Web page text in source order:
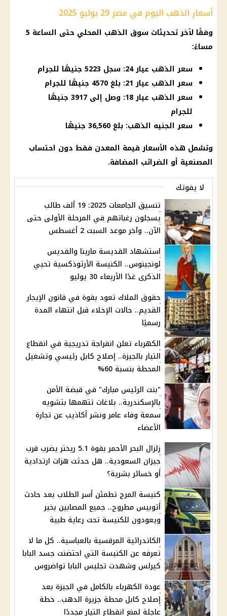
أسعار الذهب اليوم في مصر 29 يوليو 2025
وفقًا لآخر تحديثات سوق الذهب المحلي حتى الساعة 5
مساءً:
سعر الذهب عيار 24: سجل 5223 جنيهًا للجرام
سعر الذهب عيار 21: بلغ 4570 جنيهًا للجرام
سعر الذهب عيار 18: وصل إلى 3917 جنيهًا
للجرام
سعر الجنيه الذهب: بلغ 36,560 جنيهًا
وتشمل هذه الأسعار قيمة المعدن فقط دون احتساب
المصنعية أو الضرائب المضافة.
لا يفوتك
تنسيق الجامعات 2025: 19 ألف طالب
يسجلون رغباتهم في المرحلة الأولى حتى
الآن.. وآخر موعد السبت 2 أغسطس
استشهاد القديسة مارينا والقديس
لونجينوس.. الكنيسة الأرثوذكسية تحيي
الذكرى غدًا الأربعاء 30 يوليو
حقوق الملاك تعود بقوة في قانون الإيجار
القديم.. حالات الإخلاء قبل انتهاء المدة
رسميًا
الكهرباء تعلن انفراجة تدريجية في انقطاع
التيار بالجيزة.. إصلاح كابل رئيسي وتشغيل
المحطة بنسبة 60%
"بنت الرئيس مبارك" في قبضة الأمن
بالإسكندرية.. بلاغات تتهمها بتشويه
سمعة وفاء عامر ونشر أكاذيب عن تجارة
الأعضاء
زلزال البحر الأحمر بقوة 5.1 ريختر يضرب قرب
جيزان السعودية.. هل حدثت هزات ارتدادية
أو خسائر بشرية؟
كنيسة المرج تطمئن أسر الطلاب بعد حادث
أتوبيس مطروح.. جميع المصابين بخير
ويعودون للكنيسة تحت رعاية طبية
الكاتدرائية المرقسية بالعباسية.. كل ما لا
تعرفه عن الكنيسة التي احتضنت جسد البابا
كيرلس وشهدت تجليس البابا تواضروس
عودة الكهرباء بالكامل في الجيزة بعد
إصلاح كابل محطة جزيرة الدهب.. خطة
عاجلة لمنع انقطاع التيار مجددًا